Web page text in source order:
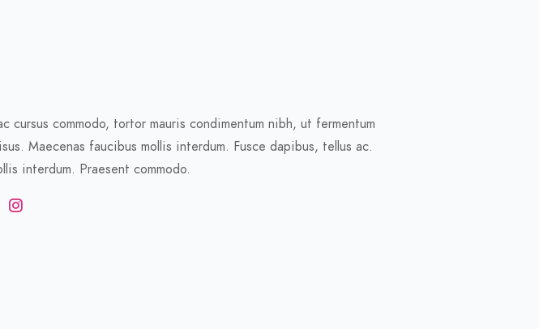
cursus commodo, tortor mauris condimentum nibh, ut fermentum
Maecenas faucibus mollis interdum. Fusce dapibus, tellus ac.
interdum. Praesent commodo.